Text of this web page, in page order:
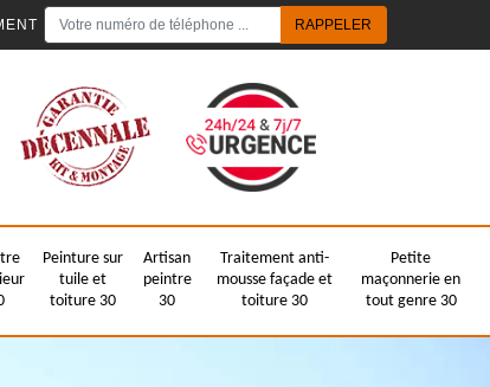
Peinture sur
tuile et
toiture 30
Artisan
peintre
30
Traitement anti-
mousse façade et
toiture 30
Petite
maçonnerie en
tout genre 30